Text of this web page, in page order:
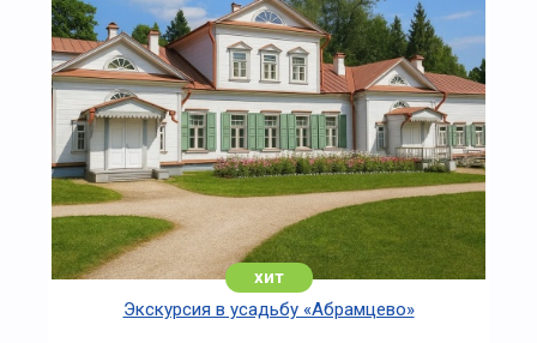
хит
Экскурсия в усадьбу «Абрамцево»